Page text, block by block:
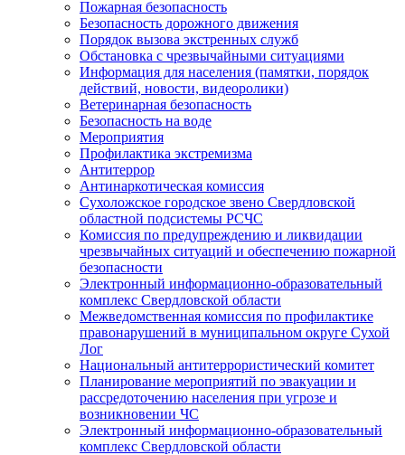
Пожарная безопасность
Безопасность дорожного движения
Порядок вызова экстренных служб
Обстановка с чрезвычайными ситуациями
Информация для населения (памятки, порядок
действий, новости, видеоролики)
Ветеринарная безопасность
Безопасность на воде
Мероприятия
Профилактика экстремизма
Антитеррор
Антинаркотическая комиссия
Сухоложское городское звено Свердловской
областной подсистемы РСЧС
Комиссия по предупреждению и ликвидации
чрезвычайных ситуаций и обеспечению пожарной
безопасности
Электронный информационно-образовательный
комплекс Cвердловской области
Межведомственная комиссия по профилактике
правонарушений в муниципальном округе Сухой
Лог
Национальный антитеррористический комитет
Планирование мероприятий по эвакуации и
рассредоточению населения при угрозе и
возникновении ЧС
Электронный информационно-образовательный
комплекс Свердловской области